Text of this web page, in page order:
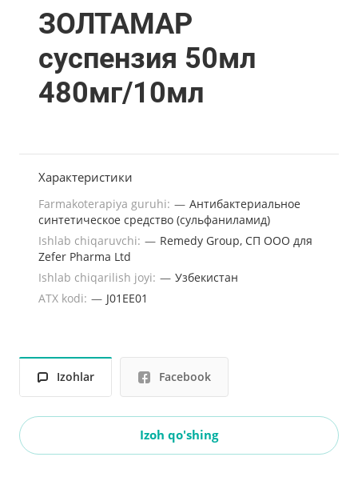
ЗОЛТАМАР
суспензия 50мл
480мг/10мл
Характеристики
Farmakoterapiya guruhi: — Антибактериальное
синтетическое средство (сульфаниламид)
Ishlab chiqaruvchi: — Remedy Group, СП ООО для
Zefer Pharma Ltd
Ishlab chiqarilish joyi: — Узбекистан
ATX kodi: — J01EE01
Izohlar Facebook
Izoh qo'shing